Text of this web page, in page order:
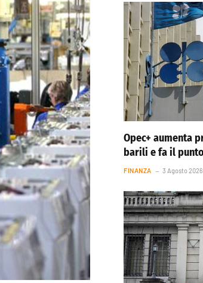
Opec+ aumenta
barili e fa il
FINANZA 3 Agosto 2026